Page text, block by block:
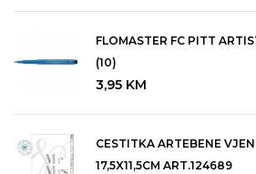
FLOMASTER FC PITT
(10)
3,95 KM
CESTITKA ARTEBENE
17,5X11,5CM ART.124689